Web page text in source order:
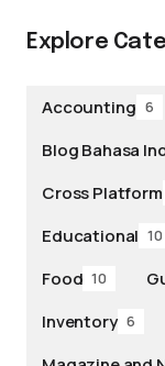
Explore
Accounting 6
Blog Bahasa
Cross Platform
Educational 10
Food 10
Inventory 6